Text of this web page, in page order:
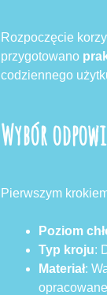
Rozpoczęcie
przygotowano
codziennego
Wybór
Pierwszym
Poziom
Typ kroju:
Materiał: